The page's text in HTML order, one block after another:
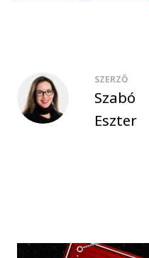
SZERZŐ
Szabó
Eszter